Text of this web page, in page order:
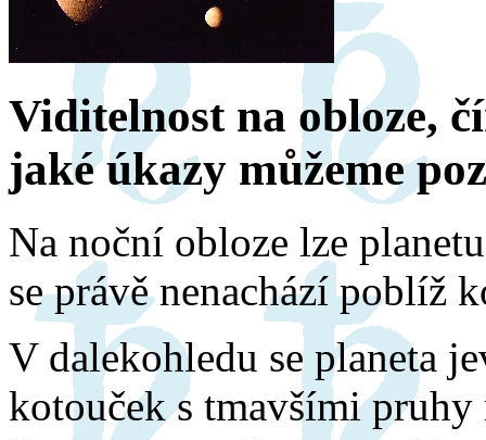
Viditelnost na obloze,
jaké úkazy můžeme
Na noční obloze lze
se právě nenachází poblíž
V dalekohledu se planeta
kotouček s tmavšími